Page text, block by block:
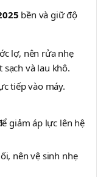
bền và giữ độ
lợ, nên rửa nhẹ
và lau khô.
tiếp vào máy.
giảm áp lực lên hệ
nên vệ sinh nhẹ